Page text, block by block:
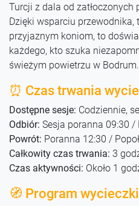
Turcji z dala od zatłoczonych
Dzięki wsparciu
przyjaznym koniom, to
każdego, kto szuka
świeżym powietrzu w Bodrum.
⏰ Czas trwania
Dostępne sesje: Codziennie,
Odbiór: Sesja poranna 09:30 /
Powrót: Poranna 12:30 /
Całkowity czas trwania: 3
Czas aktywności: Około 1
🧭 Program wycieczki